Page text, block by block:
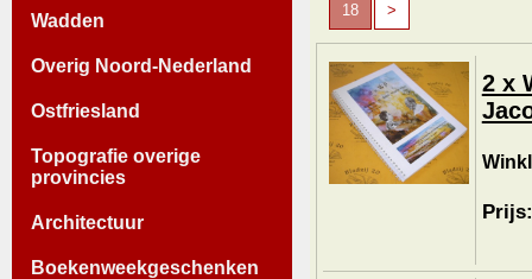
Wadden
Overig Noord-Nederland
Ostfriesland
Topografie overige
provincies
Architectuur
Boekenweekgeschenken
18 >
2 x